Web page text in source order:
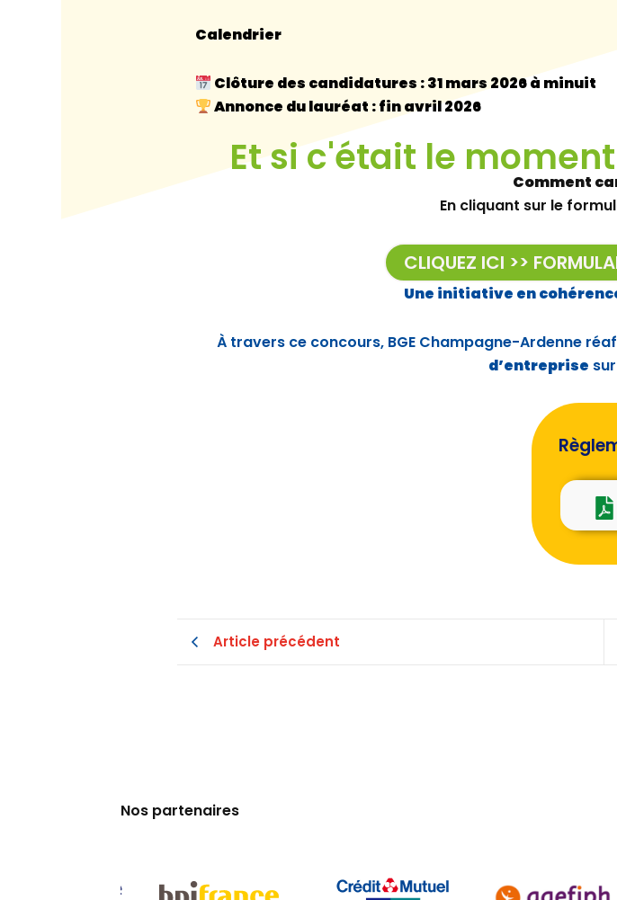
Calendrier
Clôture des candidatures : 31 mars 2026 à minuit
Annonce du lauréat : fin avril 2026
Et si c'était le
Comment
En cliquant sur le
CLIQUEZ ICI >>
Une initiative en
À travers ce concours, BGE Champagne-Ardenne
d’entreprise
Article précédent
Nos partenaires